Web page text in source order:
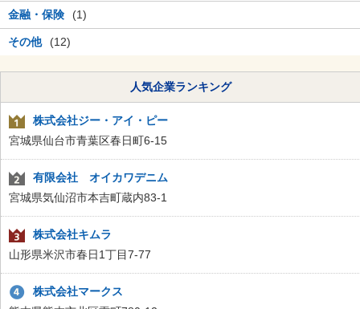
金融・保険 (1)
その他 (12)
人気企業ランキング
株式会社ジー・アイ・ピー
宮城県仙台市青葉区春日町6-15
有限会社 オイカワデニム
宮城県気仙沼市本吉町蔵内83-1
株式会社キムラ
山形県米沢市春日1丁目7-77
株式会社マークス